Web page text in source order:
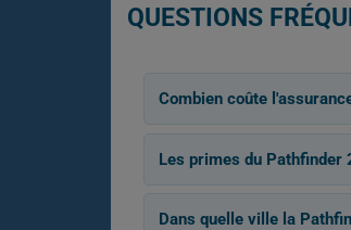
QUESTIONS
Combien coûte
Les primes du Pathfinder
Dans quelle ville la